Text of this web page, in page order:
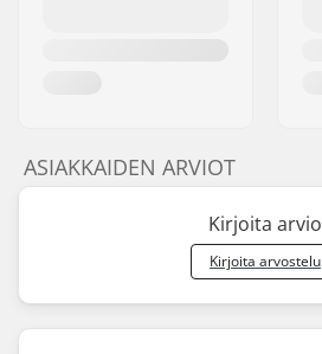
ASIAKKAIDEN ARVIOT
Kirjoita arvio
Kirjoita arvostelu